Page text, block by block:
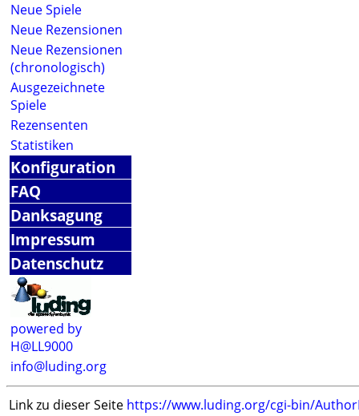
Neue Spiele
Neue Rezensionen
Neue Rezensionen
(chronologisch)
Ausgezeichnete
Spiele
Rezensenten
Statistiken
Konfiguration
FAQ
Danksagung
Impressum
Datenschutz
powered by
H@LL9000
info@luding.org
Link zu dieser Seite https://www.luding.org/cgi-bin/